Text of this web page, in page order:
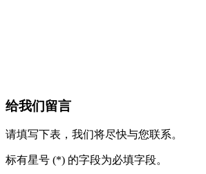
给我们留言
请填写下表，我们将尽快与您联系。
标有星号 (*) 的字段为必填字段。